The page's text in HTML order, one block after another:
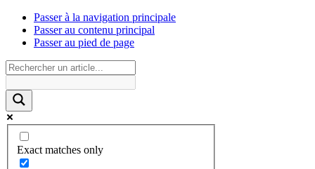
Passer à la navigation principale
Passer au contenu principal
Passer au pied de page
Exact matches only